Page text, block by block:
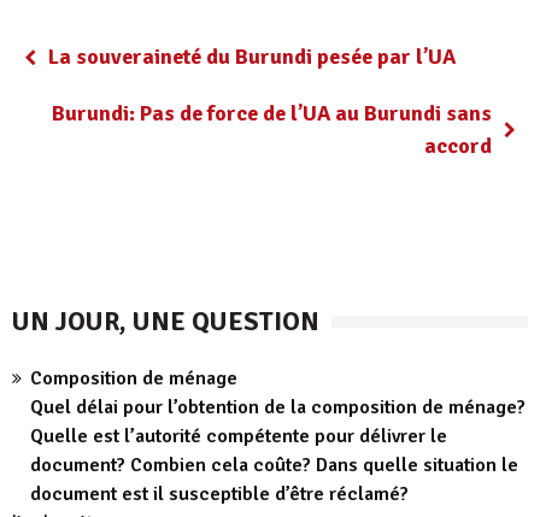
La souveraineté du Burundi pesée par l’UA
Burundi: Pas de force de l’UA au Burundi sans
accord
UN JOUR, UNE QUESTION
Composition de ménage
Quel délai pour l’obtention de la composition de ménage?
Quelle est l’autorité compétente pour délivrer le
document? Combien cela coûte? Dans quelle situation le
document est il susceptible d’être réclamé?